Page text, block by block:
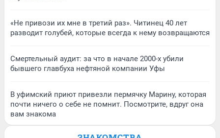
«Не привози их мне в третий раз». Читинец 40 лет
разводит голубей, которые всегда к нему возвращаются
Смертельный аудит: за что в начале 2000-х убили
бывшего главбуха нефтяной компании Уфы
В уфимский приют привезли пермячку Марину, которая
почти ничего о себе не помнит. Посмотрите, вдруг она
вам знакома